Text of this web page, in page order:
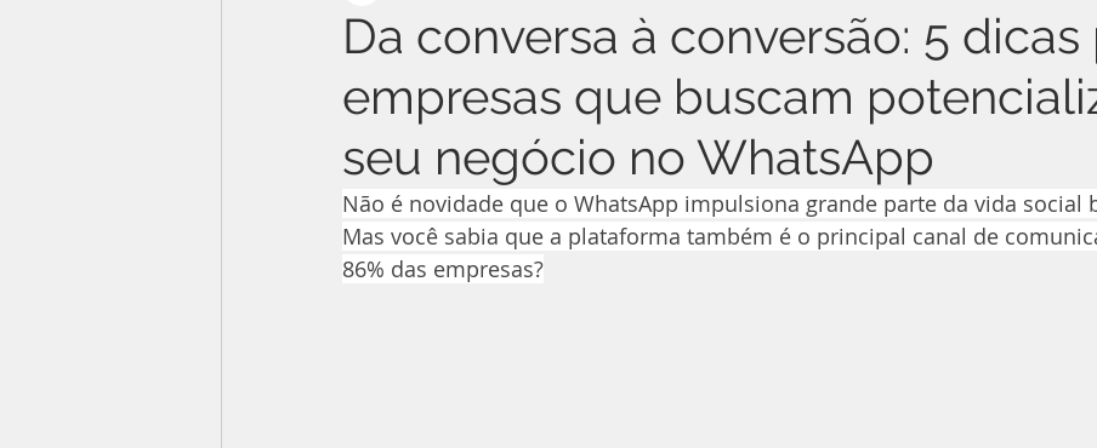
Da conversa à conversão: 5 dicas
empresas que buscam
seu negócio no WhatsApp
Não é novidade que o WhatsApp impulsiona grande parte da vida social
Mas você sabia que a plataforma também é o principal canal de
86% das empresas?